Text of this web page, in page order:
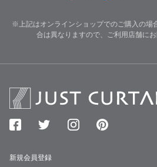
※上記はオンラインショップでのご購入の場
合は異なりますので、ご利用店舗にお
新規会員登録